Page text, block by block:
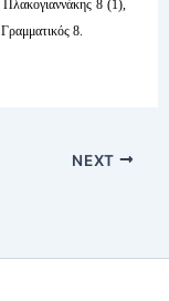
8 (1),
8.
NEXT